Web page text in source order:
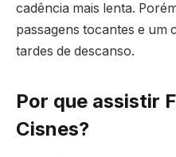
cadência mais lenta.
passagens tocantes e um
tardes de descanso.
Por que assistir
Cisnes?